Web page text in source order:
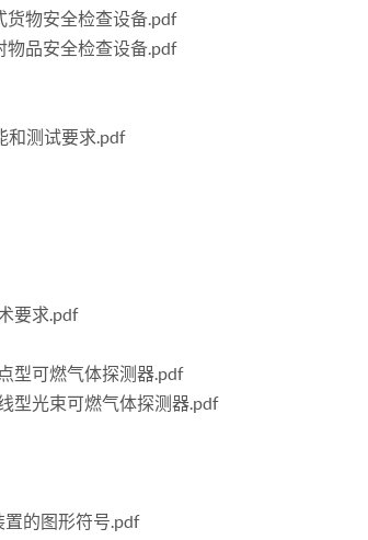
货物安全检查设备.pdf
物品安全检查设备.pdf
和测试要求.pdf
要求.pdf
型可燃气体探测器.pdf
型光束可燃气体探测器.pdf
的图形符号.pdf